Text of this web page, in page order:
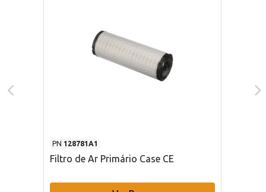
PN 128781A1
Filtro de Ar Primário Case CE